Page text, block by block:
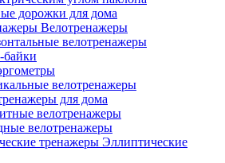
дорожки для дома
Велотренажеры
велотренажеры
велотренажеры
для дома
велотренажеры
велотренажеры
Эллиптические